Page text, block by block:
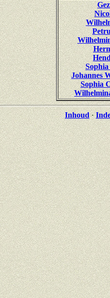
Johannes
Sophia
Inhoud·